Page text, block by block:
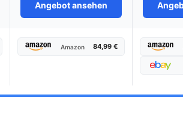
Angebot ansehen
Amazon 84,99 €